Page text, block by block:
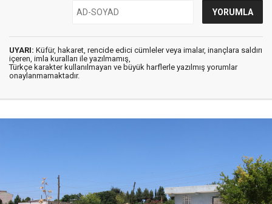
UYARI: Küfür, hakaret, rencide edici cümleler veya imalar, inançlara saldırı
içeren, imla kuralları ile yazılmamış,
Türkçe karakter kullanılmayan ve büyük harflerle yazılmış yorumlar
onaylanmamaktadır.